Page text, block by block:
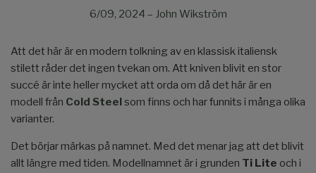
6/09, 2024 – John Wikström
Att det här är en modern tolkning av en klassisk italiensk
stilett råder det ingen tvekan om. Att kniven blivit en stor
succé är inte heller mycket att orda om då det här är en
modell från Cold Steelsom finns och har funnits i många olika
varianter.
Det börjar märkas på namnet. Med det menar jag att det blivit
allt längre med tiden. Modellnamnet är i grunden Ti Lite och i